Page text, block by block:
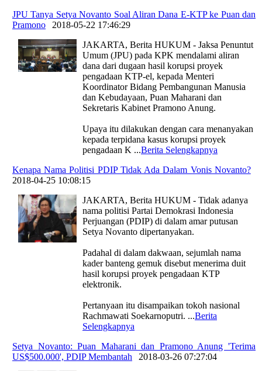
JPU Tanya Setya Novanto Soal Aliran Dana E-KTP ke Puan dan
Pramono
2018-05-22 17:46:29
JAKARTA, Berita HUKUM - Jaksa Penuntut
Umum (JPU) pada KPK mendalami aliran
dana dari dugaan hasil korupsi proyek
pengadaan KTP-el, kepada Menteri
Koordinator Bidang Pembangunan Manusia
dan Kebudayaan, Puan Maharani dan
Sekretaris Kabinet Pramono Anung.
Upaya itu dilakukan dengan cara menanyakan
kepada terpidana kasus korupsi proyek
pengadaan K ...Berita Selengkapnya
Kenapa Nama Politisi PDIP Tidak Ada Dalam Vonis Novanto?|
2018-04-25 10:08:15
JAKARTA, Berita HUKUM - Tidak adanya
nama politisi Partai Demokrasi Indonesia
Perjuangan (PDIP) di dalam amar putusan
Setya Novanto dipertanyakan.
Padahal di dalam dakwaan, sejumlah nama
kader banteng gemuk disebut menerima duit
hasil korupsi proyek pengadaan KTP
elektronik.
Pertanyaan itu disampaikan tokoh nasional
Rachmawati Soekarnoputri. ...Berita
Selengkapnya
Setya Novanto: Puan Maharani dan Pramono Anung 'Terima
US$500.000', PDIP Membantah
2018-03-26 07:27:04